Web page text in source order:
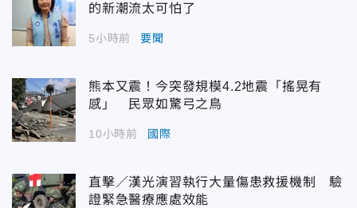
的新潮流太可怕了
5小時前 要聞
熊本又震！今突發規模4.2地震「搖晃有
感」 民眾如驚弓之鳥
10小時前 國際
直擊／漢光演習執行大量傷患救援機制 驗
證緊急醫療應處效能